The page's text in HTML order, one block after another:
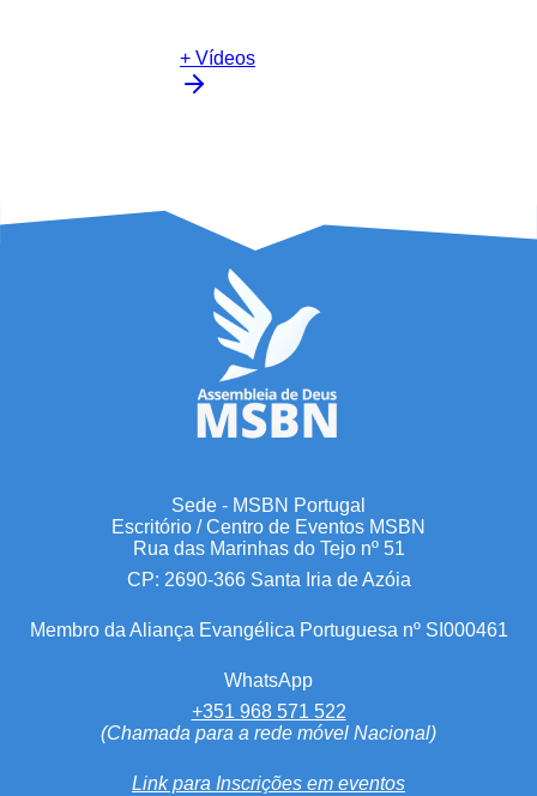
+ Vídeos
Sede - MSBN Portugal
Escritório / Centro de Eventos MSBN
Rua das Marinhas do Tejo nº 51
CP: 2690-366 Santa Iria de Azóia
Membro da Aliança Evangélica Portuguesa nº SI000461
WhatsApp
+351 968 571 522
(Chamada para a rede móvel Nacional)
Link para Inscrições em eventos